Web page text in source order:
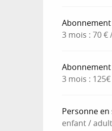
3 mois : 70 €
3 mois :
Personne
enfant /